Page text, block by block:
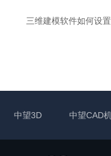
三维建模软件如何设
中望3D 中望CAD